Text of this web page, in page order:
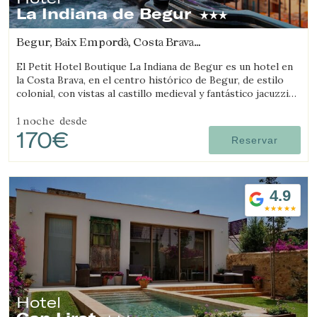
La Indiana de Begur
Begur, Baix Empordà, Costa Brava
El Petit Hotel Boutique La Indiana de Begur es un hotel en
la Costa Brava, en el centro histórico de Begur, de estilo
colonial, con vistas al castillo medieval y fantástico jacuzzi
1 noche desde
170€ Reservar
4.9
Hotel